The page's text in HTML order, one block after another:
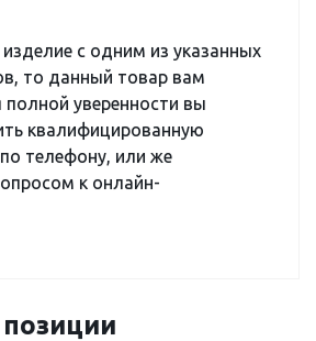
с одним из указанных
то данный товар вам
уверенности вы
квалифицированную
телефону, или же
к онлайн-